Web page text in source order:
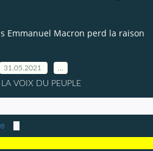
Emmanuel Macron perd la raison
31.05.2021
LA VOIX DU PEUPLE